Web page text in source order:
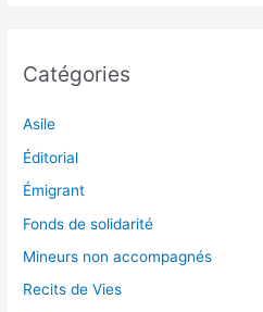
Catégories
Asile
Éditorial
Émigrant
Fonds de solidarité
Mineurs non accompagnés
Recits de Vies